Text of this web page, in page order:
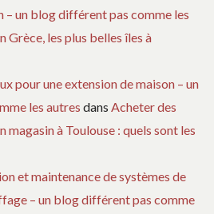
– un blog différent pas comme les
Grèce, les plus belles îles à
pour une extension de maison – un
les autres dans Acheter des
magasin à Toulouse : quels sont les
et maintenance de systèmes de
– un blog différent pas comme